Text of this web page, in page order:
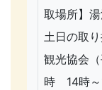
取場所】
土日の取
観光協会
時 14時～